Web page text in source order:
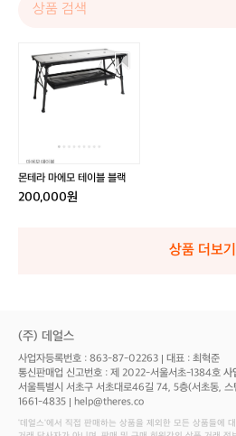
몬
이
블
블
몬테라 마에모 테이블 블랙
200,000원
상품 더보기
(주) 데얼스
사업자등록번호 : 863-87-02263 대표 : 최혁준
통신판매업 신고번호 : 제 2022-서울서초-1384호 사
서울특별시 서초구 서초대로46길 74, 5층(서초동, 스
1661-4835
help@theres.co
‘데얼스'에서 직접 판매하는 상품을 제외한 모든 상품들에